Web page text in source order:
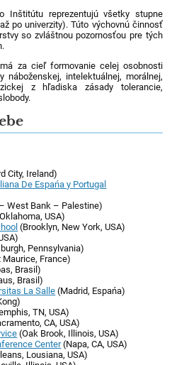
Inštitútu reprezentujú všetky stupne
po univerzity). Túto výchovnú činnosť
so zvláštnou pozornosťou pre tých
za cieľ formovanie celej osobnosti
náboženskej, intelektuálnej, morálnej,
z hľadiska zásady tolerancie,
City, Ireland)
De Espańa y Portugal
West Bank – Palestine)
USA)
(Brooklyn, New York, USA)
Pennsylvania)
Maurice, France)
Brasil)
Brasil)
La Salle (Madrid, Espańa)
TN, USA)
CA, USA)
(Oak Brook, Illinois, USA)
Center(Napa, CA, USA)
Lousiana, USA)